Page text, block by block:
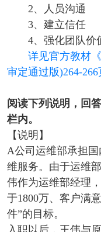
2、人员沟通
3、建立信任
4、强化团队价
详见官方教材
审定通过版)264-266
阅读下列说明，回
栏内。
【说明】
A公司运维部承担
维服务。由于运维
伟作为运维部经理
于1800万、客户满
件”的目标。